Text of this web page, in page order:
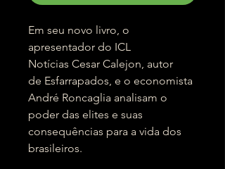
Em seu novo livro, o
apresentador do ICL
Notícias Cesar Calejon, autor
de Esfarrapados, e o economista
André Roncaglia analisam o
poder das elites e suas
consequências para a vida dos
brasileiros.